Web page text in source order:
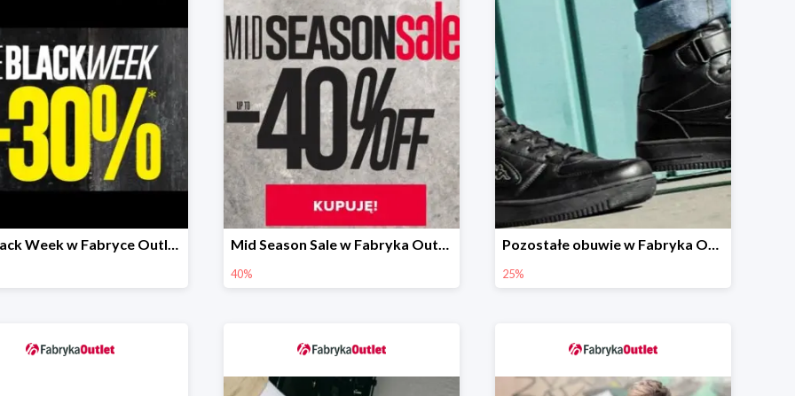
Pre Black Week w Fabryce Outllet -30% Mid Season Sale w Fabryka Outlet do -40%
40%
Pozostałe obuwie w Fabryka Outlet -25%
25%